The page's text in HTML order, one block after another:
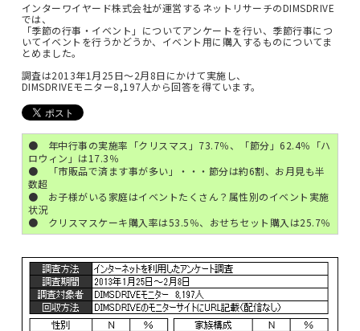
インターワイヤード株式会社が運営するネットリサーチのDIMSDRIVE
では、
「季節の行事・イベント」についてアンケートを行い、季節行事につ
いてイベントを行うかどうか、イベント用に購入するものについてま
とめました。
調査は2013年1月25日～2月8日にかけて実施し、
DIMSDRIVEモニター8,197人から回答を得ています。
● 年中行事の実施率「クリスマス」73.7％、「節分」62.4％「ハ
ロウィン」は17.3％
● 「市販品で済ます事が多い」・・・節分は約6割、お月見も半
数超
● お子様がいる家庭はイベントたくさん？属性別のイベント実施
状況
● クリスマスケーキ購入率は53.5％、おせちセット購入は25.7％